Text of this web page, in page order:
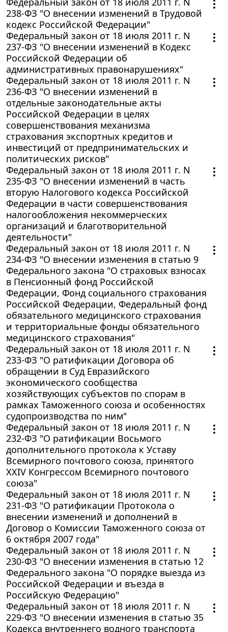
238-ФЗ "О внесении изменений в Трудовой
кодекс Российской Федерации"
Федеральный закон от 18 июля 2011 г. N
237-ФЗ "О внесении изменений в Кодекс
Российской Федерации об
административных правонарушениях"
Федеральный закон от 18 июля 2011 г. N
236-ФЗ "О внесении изменений в
отдельные законодательные акты
Российской Федерации в целях
совершенствования механизма
страхования экспортных кредитов и
инвестиций от предпринимательских и
политических рисков"
Федеральный закон от 18 июля 2011 г. N
235-ФЗ "О внесении изменений в часть
вторую Налогового кодекса Российской
Федерации в части совершенствования
налогообложения некоммерческих
организаций и благотворительной
деятельности"
Федеральный закон от 18 июля 2011 г. N
234-ФЗ "О внесении изменения в статью 9
Федерального закона "О страховых взносах
в Пенсионный фонд Российской
Федерации, Фонд социального страхования
Российской Федерации, Федеральный фонд
обязательного медицинского страхования
и территориальные фонды обязательного
медицинского страхования"
Федеральный закон от 18 июля 2011 г. N
233-ФЗ "О ратификации Договора об
обращении в Суд Евразийского
экономического сообщества
хозяйствующих субъектов по спорам в
рамках Таможенного союза и особенностях
судопроизводства по ним"
Федеральный закон от 18 июля 2011 г. N
232-ФЗ "О ратификации Восьмого
дополнительного протокола к Уставу
Всемирного почтового союза, принятого
XXIV Конгрессом Всемирного почтового
союза"
Федеральный закон от 18 июля 2011 г. N
231-ФЗ "О ратификации Протокола о
внесении изменений и дополнений в
Договор о Комиссии Таможенного союза от
6 октября 2007 года"
Федеральный закон от 18 июля 2011 г. N
230-ФЗ "О внесении изменения в статью 12
Федерального закона "О порядке выезда из
Российской Федерации и въезда в
Российскую Федерацию"
Федеральный закон от 18 июля 2011 г. N
229-ФЗ "О внесении изменения в статью 35
Кодекса внутреннего водного транспорта